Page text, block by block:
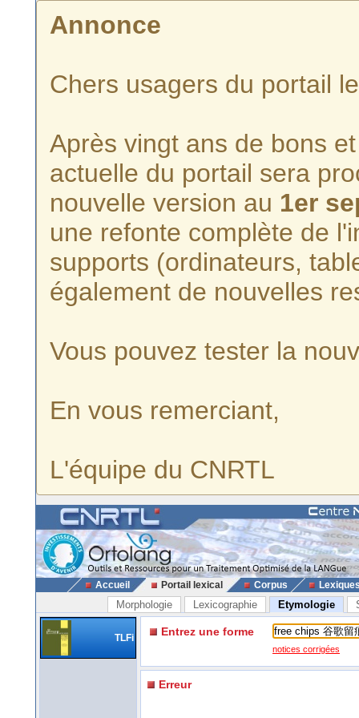
Annonce
Chers usagers du portail
Après vingt ans de bons
actuelle du portail sera
nouvelle version au 1er
une refonte complète de
supports (ordinateurs,
également de nouvelles
Vous pouvez tester la
En vous remerciant,
L'équipe du CNRTL
Accueil Portail lexical Corpus
Morphologie Lexicographie Etymologie
TLFi Entrez une forme
notices corrigées
Erreur